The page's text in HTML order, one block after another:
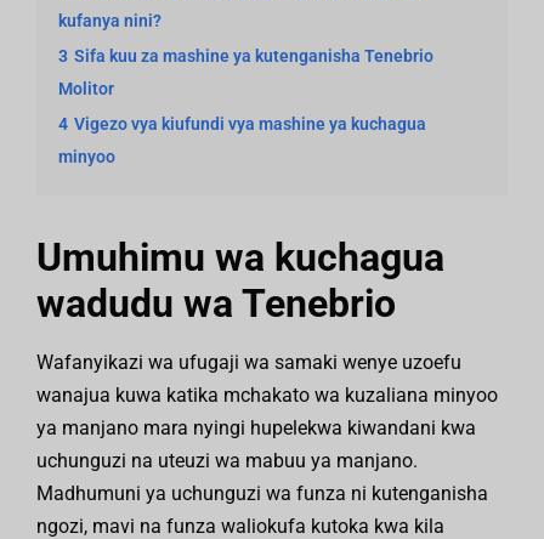
kufanya nini?
3 Sifa kuu za mashine ya kutenganisha Tenebrio
Molitor
4 Vigezo vya kiufundi vya mashine ya kuchagua
minyoo
Umuhimu wa kuchagua
wadudu wa Tenebrio
Wafanyikazi wa ufugaji wa samaki wenye uzoefu
wanajua kuwa katika mchakato wa kuzaliana minyoo
ya manjano mara nyingi hupelekwa kiwandani kwa
uchunguzi na uteuzi wa mabuu ya manjano.
Madhumuni ya uchunguzi wa funza ni kutenganisha
ngozi, mavi na funza waliokufa kutoka kwa kila